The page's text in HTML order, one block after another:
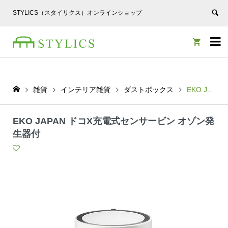
STYLICS（スタイリクス）オンラインショップ


雑貨 インテリア雑貨 ダストボックス EKO JAPAN ドコX充電式センサービン オゾン発生器付
EKO JAPAN ドコX充電式センサービン オゾン発
生器付